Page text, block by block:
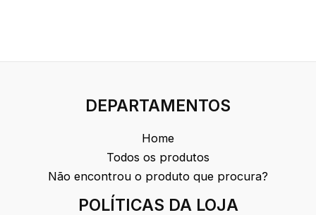
DEPARTAMENTOS
Home
Todos os produtos
Não encontrou o produto que procura?
POLÍTICAS DA LOJA